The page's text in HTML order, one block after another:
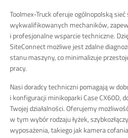
Toolmex-Truck oferuje ogólnopolską
wykwalifikowanych mechaników,
i profesjonalne wsparcie techniczne.
SiteConnect możliwe jest zdalne
stanu maszyny, co minimalizuje
pracy.
Nasi doradcy techniczni pomagają w
i konfiguracji minikoparki Case CX60D,
Twojej działalności.Oferujemy
w tym wybór rodzaju łyżek,
wyposażenia, takiego jak kamera